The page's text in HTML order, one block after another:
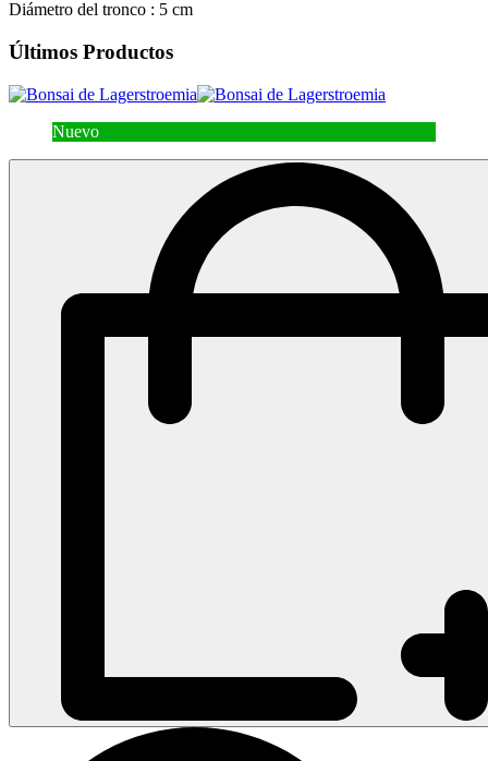
Diámetro del tronco : 5 cm
Últimos Productos
Nuevo